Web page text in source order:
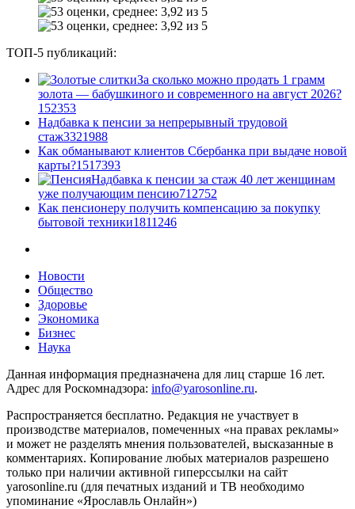
ТОП-5 публикаций:
За сколько можно продать 1 грамм
золота — бабушкиного и современного на август 2026?
1 52353
Надбавка к пенсии за непрерывный трудовой
стаж3321988
Как обманывают клиентов Сбербанка при выдаче новой
карты?1517393
Надбавка к пенсии за стаж 40 лет женщинам
уже получающим пенсию712752
Как пенсионеру получить компенсацию за покупку
бытовой техники1811246
Новости
Общество
Здоровье
Экономика
Бизнес
Наука
Данная информация предназначена для лиц старше 16 лет.
Адрес для Роскомнадзора: info@yarosonline.ru.
Распространяется бесплатно. Редакция не участвует в
производстве материалов, помеченных «на правах рекламы»
и может не разделять мнения пользователей, высказанные в
комментариях. Копирование любых материалов разрешено
только при наличии активной гиперссылки на сайт
yarosonline.ru (для печатных изданий и ТВ необходимо
упоминание «Ярославль Онлайн»)